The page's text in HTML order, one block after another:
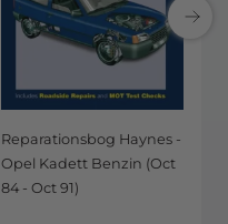
Reparationsbog Haynes -
Opel Kadett Benzin (Oct
84 - Oct 91)